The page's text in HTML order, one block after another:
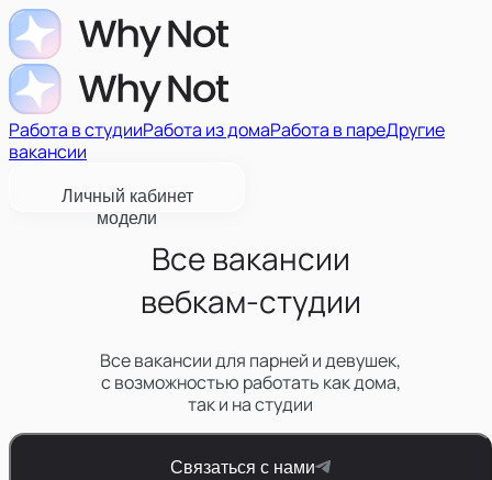
Работа в студииРабота из домаРабота в пареДругие
вакансии
Личный кабинет
модели
Все вакансии
вебкам-студии
Все вакансии для парней и девушек,
с возможностью работать как дома,
так и на студии
Связаться с нами